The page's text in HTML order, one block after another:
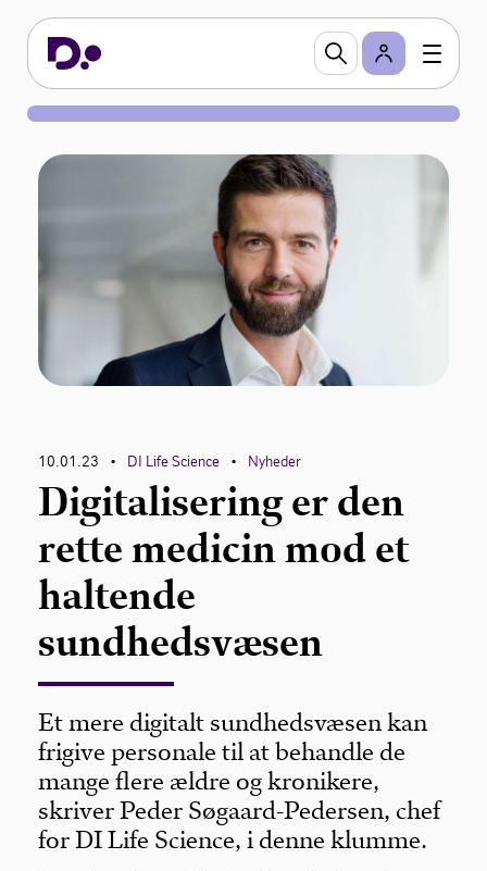
10.01.23 • DI Life Science • Nyheder
Digitalisering er den
rette medicin mod et
haltende
sundhedsvæsen
Et mere digitalt sundhedsvæsen kan
frigive personale til at behandle de
mange flere ældre og kronikere,
skriver Peder Søgaard-Pedersen, chef
for DI Life Science, i denne klumme.